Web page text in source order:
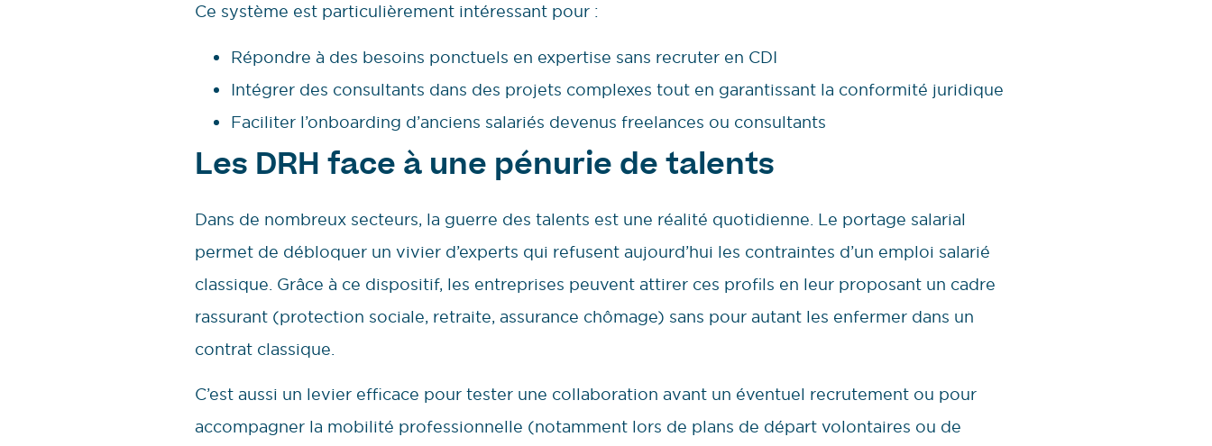
Ce système est particulièrement intéressant pour :
Répondre à des besoins ponctuels en expertise sans recruter en CDI
Intégrer des consultants dans des projets complexes tout en garantissant la conformité juridique
Faciliter l’onboarding d’anciens salariés devenus freelances ou consultants
Les DRH face à une pénurie de talents
Dans de nombreux secteurs, la guerre des talents est une réalité quotidienne. Le portage salarial
permet de débloquer un vivier d’experts qui refusent aujourd’hui les contraintes d’un emploi salarié
classique. Grâce à ce dispositif, les entreprises peuvent attirer ces profils en leur proposant un cadre
rassurant (protection sociale, retraite, assurance chômage) sans pour autant les enfermer dans un
contrat classique.
C’est aussi un levier efficace pour tester une collaboration avant un éventuel recrutement ou pour
accompagner la mobilité professionnelle (notamment lors de plans de départ volontaires ou de